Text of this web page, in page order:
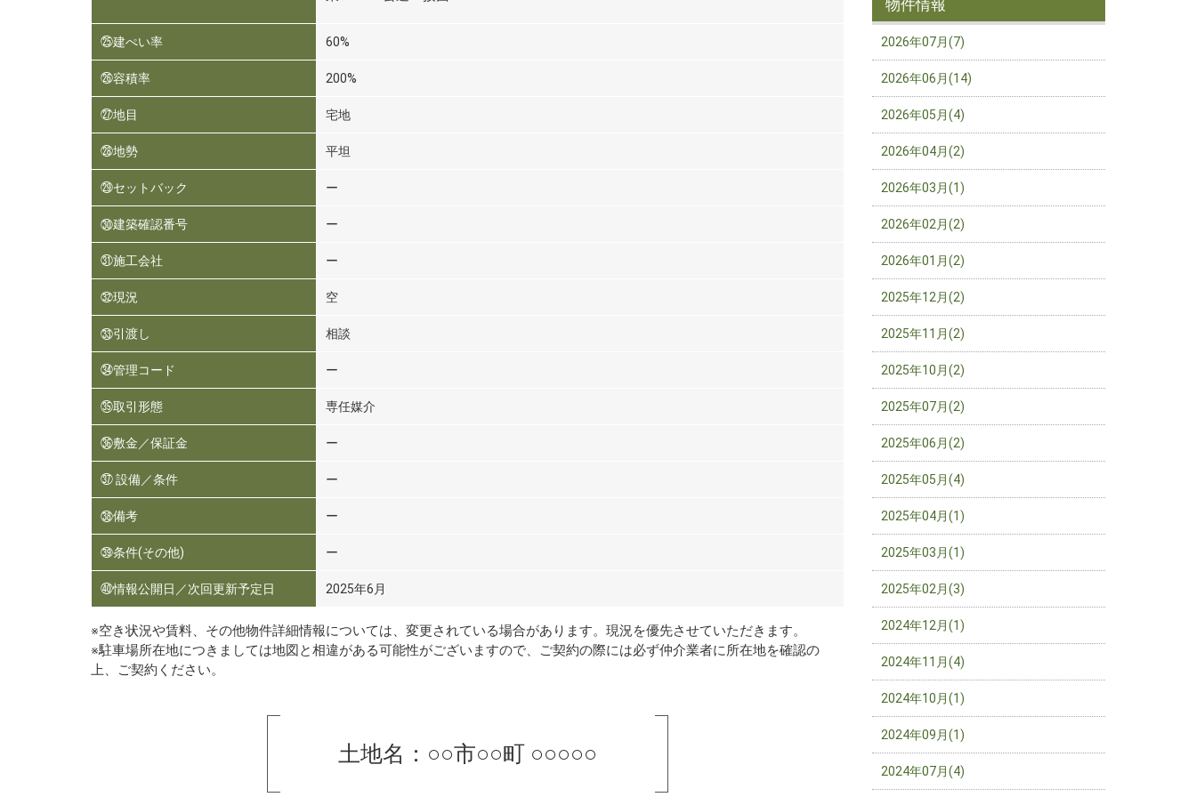
㉕建ぺい率 60%
㉖容積率 200%
㉗地目 宅地
㉘地勢 平坦
㉙セットバック ー
㉚建築確認番号 ー
㉛施工会社 ー
㉜現況 空
㉝引渡し 相談
㉞管理コード ー
㉟取引形態 専任媒介
㊱敷金／保証金 ー
㊲ 設備／条件 ー
㊳備考 ー
㊴条件(その他) ー
㊵情報公開日／次回更新予定日 2025年6月
※空き状況や賃料、その他物件詳細情報については、変更されている場合があります。現況を優先させていただきます。
※駐車場所在地につきましては地図と相違がある可能性がございますので、ご契約の際には必ず仲介業者に所在地を確認の
上、ご契約ください。
土地名：○○市○○町 ○○○○○
物件情報
2026年07月(7)
2026年06月(14)
2026年05月(4)
2026年04月(2)
2026年03月(1)
2026年02月(2)
2026年01月(2)
2025年12月(2)
2025年11月(2)
2025年10月(2)
2025年07月(2)
2025年06月(2)
2025年05月(4)
2025年04月(1)
2025年03月(1)
2025年02月(3)
2024年12月(1)
2024年11月(4)
2024年10月(1)
2024年09月(1)
2024年07月(4)